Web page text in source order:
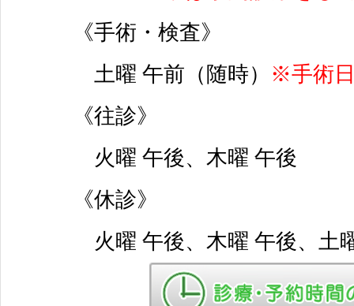
《手術・検査》
土曜 午前（随時）
※手術
《往診》
火曜 午後、木曜 午後
《休診》
火曜 午後、木曜 午後、土